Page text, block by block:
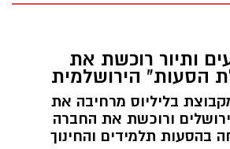
ותיור רוכשת את
הסעות" הירושלמית
בליליוס מרחיבה את
ורוכשת את החברה
בהסעות תלמידים והחינוך